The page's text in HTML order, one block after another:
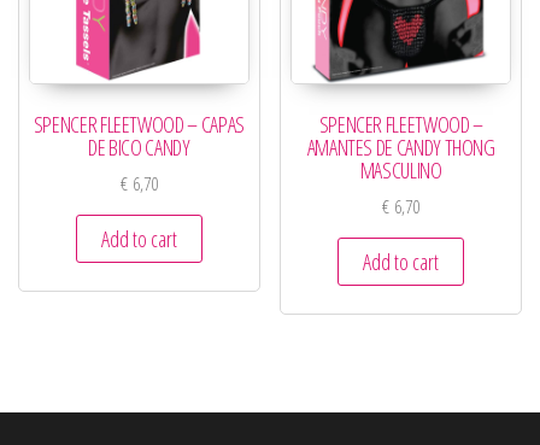
SPENCER FLEETWOOD – CAPAS
DE BICO CANDY
€6,70
Add to cart
SPENCER FLEETWOOD –
AMANTES DE CANDY THONG
MASCULINO
€ 6,70
Add to cart